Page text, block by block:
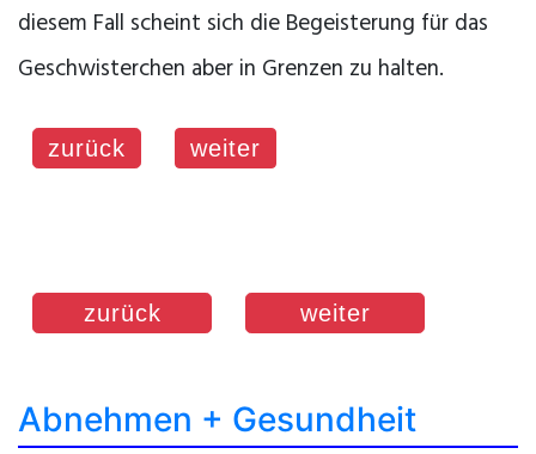
diesem Fall scheint sich die Begeisterung für das
Geschwisterchen aber in Grenzen zu halten.
zurück weiter
zurück weiter
Abnehmen + Gesundheit